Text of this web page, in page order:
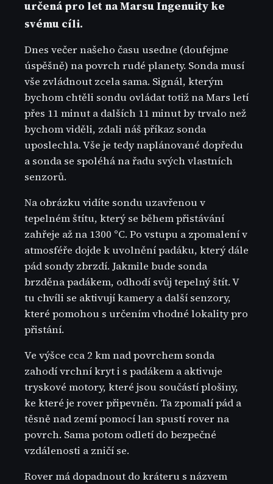
určená pro let na Marsu Ingenuity ke
svému cíli.
Dnes večer našeho času usedne (doufejme
úspěšně) na povrch rudé planety. Sonda musí
vše zvládnout zcela sama. Signál, kterým
bychom chtěli sondu ovládat totiž na Mars letí
přes 11 minut a dalších 11 minut by trvalo než
bychom viděli, zdali náš příkaz sonda
uposlechla. Vše je tedy naplánované dopředu
a sonda se spoléhá na řadu svých vlastních
senzorů.
Na obrázku vidíte sondu uzavřenou v
tepelném štítu, který se během přistávání
zahřeje až na 1300 °C. Po vstupu a zpomalení v
atmosféře dojde k uvolnění padáku, který dále
pád sondy zbrzdí. Jakmile bude sonda
brzděna padákem, odhodí svůj tepelný štít. V
tu chvíli se aktivují kamery a další senzory,
které pomohou s určením vhodné lokality pro
přistání.
Ve výšce cca 2 km nad povrchem sonda
zahodí vrchní kryt i s padákem a aktivuje
tryskové motory, které jsou součástí plošiny,
ke které je rover připevněn. Ta zpomalí pád a
těsně nad zemí pomocí lan spustí rover na
povrch. Sama potom odletí do bezpečné
vzdálenosti a zničí se.
Rover má dopadnout do kráteru s názvem